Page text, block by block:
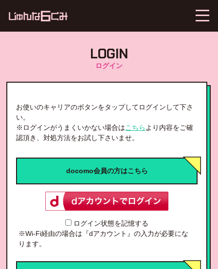
LOGIN
ログイン
お使いのキャリアのボタンをタップしてログインして下さ
い。
※ログインがうまくいかない場合はこちら より内容をご確
認頂き、対処方法をお試し下さいませ。
docomo会員の方はこちら
ログイン状態を記憶する
※Wi-Fi経由の場合は『dアカウント』の入力が必要にな
ります。